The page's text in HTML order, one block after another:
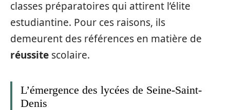
classes préparatoires qui attirent l’élite
estudiantine. Pour ces raisons, ils
demeurent des références en matière de
réussite scolaire.
L’émergence des lycées de Seine-Saint-
Denis